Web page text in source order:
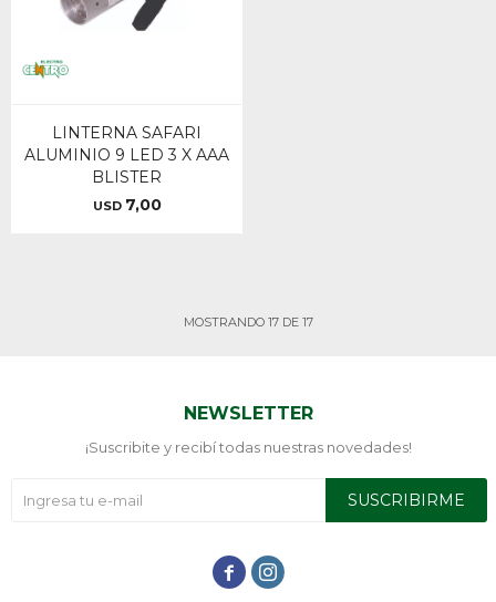
LINTERNA SAFARI
ALUMINIO 9 LED 3 X AAA
BLISTER
USD 7,00
MOSTRANDO 17DE 17
NEWSLETTER
¡Suscribite y recibí todas nuestras novedades!
SUSCRIBIRME
 